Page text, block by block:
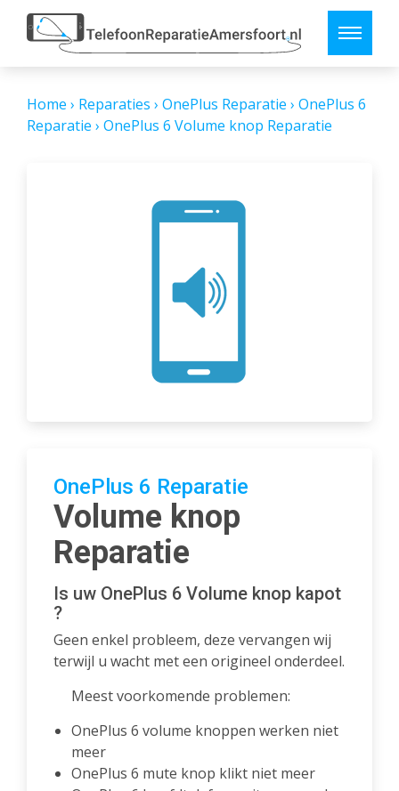
Home › Reparaties › OnePlus Reparatie › OnePlus 6
Reparatie › OnePlus 6 Volume knop Reparatie
OnePlus 6 Reparatie
Volume knop
Reparatie
Is uw OnePlus 6 Volume knop kapot
?
Geen enkel probleem, deze vervangen wij
terwijl u wacht met een origineel onderdeel.
Meest voorkomende problemen:
OnePlus 6 volume knoppen werken niet
meer
OnePlus 6 mute knop klikt niet meer